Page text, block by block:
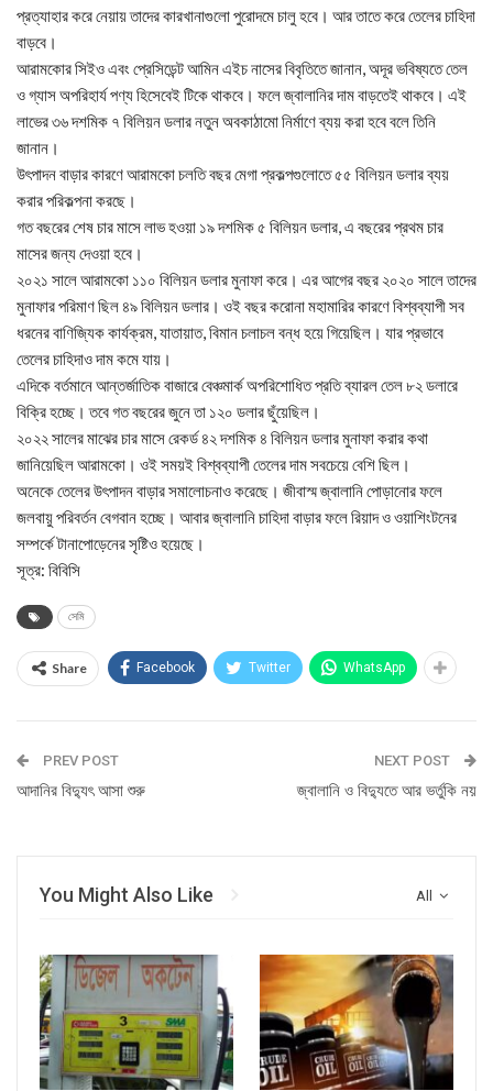
প্রত্যাহার করে নেয়ায় তাদের কারখানাগুলো পুরোদমে চালু হবে। আর তাতে করে তেলের চাহিদা
বাড়বে।
আরামকোর সিইও এবং প্রেসিডেন্ট আমিন এইচ নাসের বিবৃতিতে জানান, অদূর ভবিষ্যতে তেল
ও গ্যাস অপরিহার্য পণ্য হিসেবেই টিকে থাকবে। ফলে জ্বালানির দাম বাড়তেই থাকবে। এই
লাভের ৩৬ দশমিক ৭ বিলিয়ন ডলার নতুন অবকাঠামো নির্মাণে ব্যয় করা হবে বলে তিনি
জানান।
উৎপাদন বাড়ার কারণে আরামকো চলতি বছর মেগা প্রকল্পগুলোতে ৫৫ বিলিয়ন ডলার ব্যয়
করার পরিকল্পনা করছে।
গত বছরের শেষ চার মাসে লাভ হওয়া ১৯ দশমিক ৫ বিলিয়ন ডলার, এ বছরের প্রথম চার
মাসের জন্য দেওয়া হবে।
২০২১ সালে আরামকো ১১০ বিলিয়ন ডলার মুনাফা করে। এর আগের বছর ২০২০ সালে তাদের
মুনাফার পরিমাণ ছিল ৪৯ বিলিয়ন ডলার। ওই বছর করোনা মহামারির কারণে বিশ্বব্যাপী সব
ধরনের বাণিজ্যিক কার্যক্রম, যাতায়াত, বিমান চলাচল বন্ধ হয়ে গিয়েছিল। যার প্রভাবে
তেলের চাহিদাও দাম কমে যায়।
এদিকে বর্তমানে আন্তর্জাতিক বাজারে বেঞ্চমার্ক অপরিশোধিত প্রতি ব্যারল তেল ৮২ ডলারে
বিক্রি হচ্ছে। তবে গত বছরের জুনে তা ১২০ ডলার ছুঁয়েছিল।
২০২২ সালের মাঝের চার মাসে রেকর্ড ৪২ দশমিক ৪ বিলিয়ন ডলার মুনাফা করার কথা
জানিয়েছিল আরামকো। ওই সময়ই বিশ্বব্যাপী তেলের দাম সবচেয়ে বেশি ছিল।
অনেকে তেলের উৎপাদন বাড়ার সমালোচনাও করেছে। জীবাস্ম জ্বালানি পোড়ানোর ফলে
জলবায়ু পরিবর্তন বেগবান হচ্ছে। আবার জ্বালানি চাহিদা বাড়ার ফলে রিয়াদ ও ওয়াশিংটনের
সম্পর্কে টানাপোড়েনের সৃষ্টিও হয়েছে।
সূত্র: বিবিসি
সেমি
Share Facebook Twitter WhatsApp
PREV POST
আদানির বিদ্যুৎ আসা শুরু
NEXT POST
জ্বালানি ও বিদ্যুতে আর ভর্তুকি নয়
All
You Might Also Like